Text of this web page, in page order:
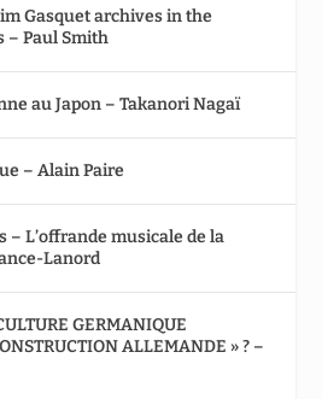
Gasquet archives in the
– Paul Smith
au Japon – Takanori Nagaï
– Alain Paire
– L’offrande musicale de la
Lanord
GERMANIQUE
ALLEMANDE » ? –